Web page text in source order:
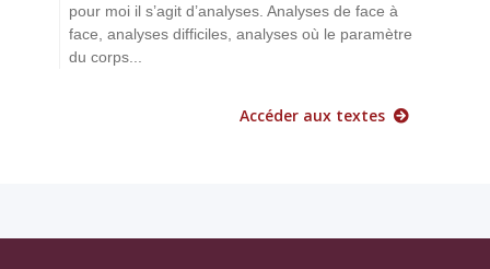
pour moi il s’agit d’analyses. Analyses de face à
face, analyses difficiles, analyses où le paramètre
du corps...
Accéder aux textes